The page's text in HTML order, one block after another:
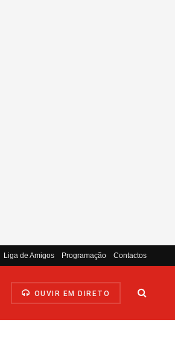
Liga de Amigos Programação Contactos
OUVIR EM DIRETO